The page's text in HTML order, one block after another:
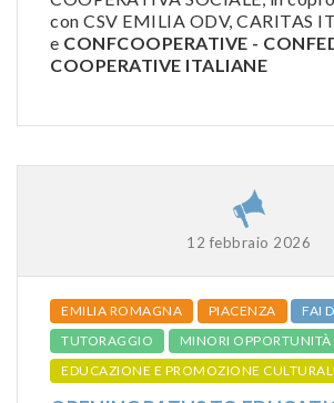
con CSV EMILIA ODV, CARITAS
e CONFCOOPERATIVE -
COOPERATIVE ITALIANE
12 febbraio 2026
EMILIA ROMAGNA PIACENZA
FAI
TUTORAGGIO
MINORI OPPORTUNITÀ
EDUCAZIONE E PROMOZIONE